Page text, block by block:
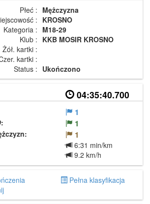
Płeć : Mężczyzna
: KROSNO
Kategoria : M18-29
Klub : KKB MOSIR KROSNO
Żół. kartki :
kartki :
Status : Ukończono
04:35:40.700
1
: 1
1
6:31 min/km
9.2 km/h
Pełna klasyfikacja